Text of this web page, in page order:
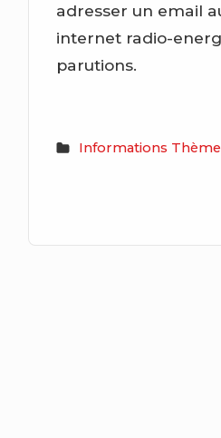
adresser un email
internet radio-
parutions.
Informations Thème